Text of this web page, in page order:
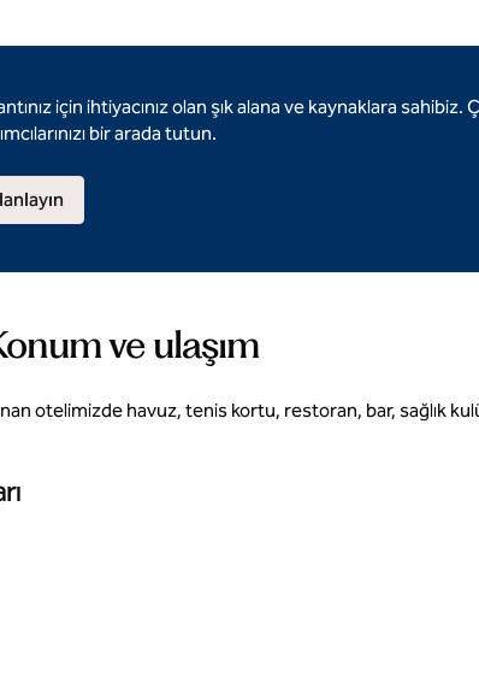
için ihtiyacınız olan şık alana ve kaynaklara
bir arada tutun.
ve ulaşım
otelimizde havuz, tenis kortu, restoran, bar, sağlık